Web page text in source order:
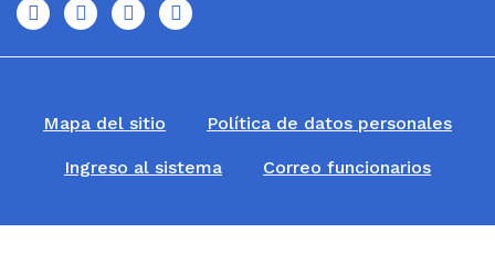
icono icono icono icono
Mapa del sitio Política de datos personales
Ingreso al sistema Correo funcionarios